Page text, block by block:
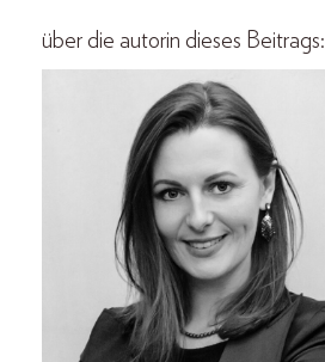
über die autorin dieses Beitrags: